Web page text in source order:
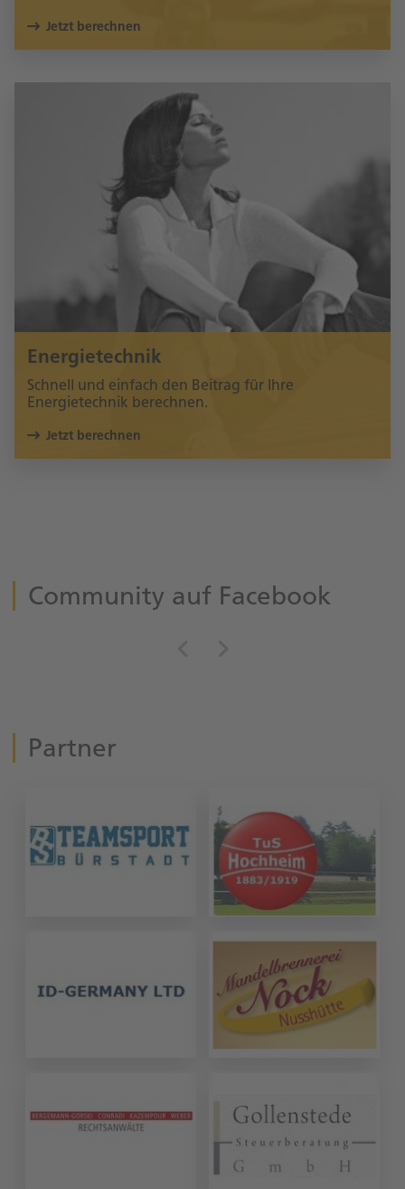
Jetzt berechnen
Energietechnik
Schnell und einfach den Beitrag für Ihre
Energietechnik berechnen.
Jetzt berechnen
Community auf Facebook
Partner